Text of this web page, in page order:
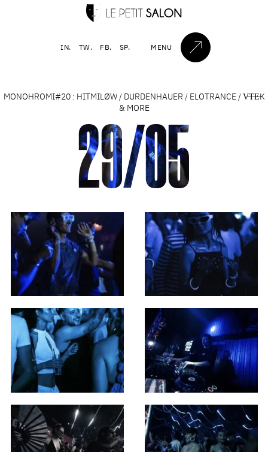
IN. TW. FB. SP. MENU
MONOHROMI#20 : HITMILØW / DURDENHAUER / ELOTRANCE / V̶T̶E̶K
& MORE
29/05